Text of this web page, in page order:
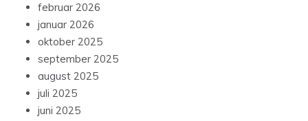
februar 2026
januar 2026
oktober 2025
september 2025
august 2025
juli 2025
juni 2025